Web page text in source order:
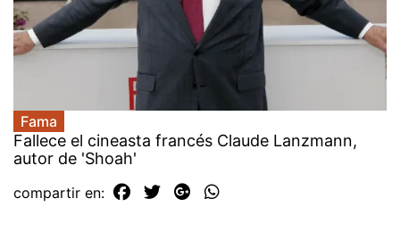
Fama
Fallece el cineasta francés Claude Lanzmann,
autor de 'Shoah'
compartir en: